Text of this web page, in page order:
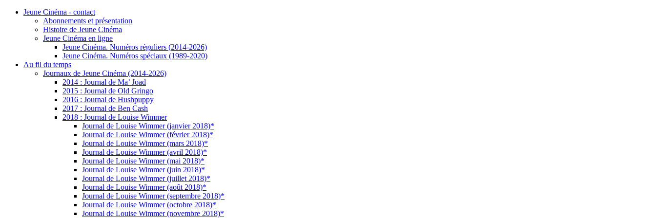
Jeune Cinéma - contact
Abonnements et présentation
Histoire de Jeune Cinéma
Jeune Cinéma en ligne
Jeune Cinéma. Numéros réguliers (2014-2026)
Jeune Cinéma. Numéros spéciaux (1989-2020)
Au fil du temps
Journaux de Jeune Cinéma (2014-2026)
2014 : Journal de Ma’ Joad
2015 : Journal de Old Gringo
2016 : Journal de Hushpuppy
2017 : Journal de Ben Cash
2018 : Journal de Louise Wimmer
Journal de Louise Wimmer (janvier 2018)*
Journal de Louise Wimmer (février 2018)*
Journal de Louise Wimmer (mars 2018)*
Journal de Louise Wimmer (avril 2018)*
Journal de Louise Wimmer (mai 2018)*
Journal de Louise Wimmer (juin 2018)*
Journal de Louise Wimmer (juillet 2018)*
Journal de Louise Wimmer (août 2018)*
Journal de Louise Wimmer (septembre 2018)*
Journal de Louise Wimmer (octobre 2018)*
Journal de Louise Wimmer (novembre 2018)*